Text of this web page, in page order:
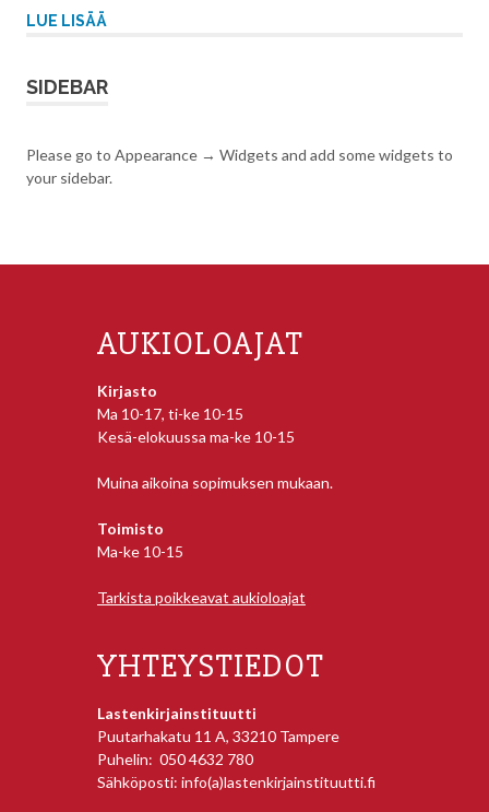
LUE LISÄÄ
SIDEBAR
Please go to Appearance → Widgets and add some widgets to
your sidebar.
AUKIOLOAJAT
Kirjasto
Ma 10-17, ti-ke 10-15
Kesä-elokuussa ma-ke 10-15
Muina aikoina sopimuksen mukaan.
Toimisto
Ma-ke 10-15
Tarkista poikkeavat aukioloajat
YHTEYSTIEDOT
Lastenkirjainstituutti
Puutarhakatu 11 A, 33210 Tampere
Puhelin: 050 4632 780
Sähköposti: info(a)lastenkirjainstituutti.fi